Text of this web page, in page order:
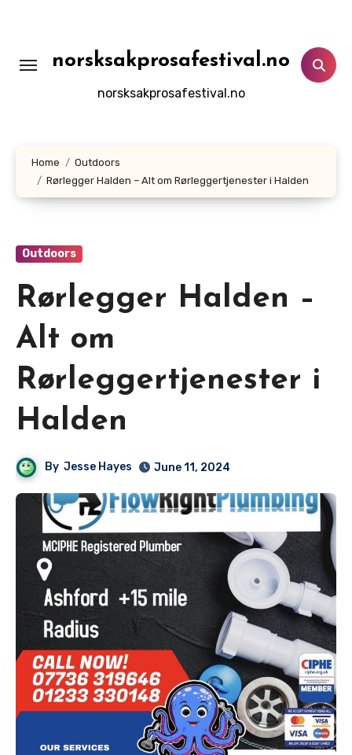
norsksakprosafestival.no
norsksakprosafestival.no
Home
Outdoors
Rørlegger Halden – Alt om Rørleggertjenester i Halden
Outdoors
Rørlegger Halden –
Alt om
Rørleggertjenester i
Halden
By Jesse Hayes June 11, 2024